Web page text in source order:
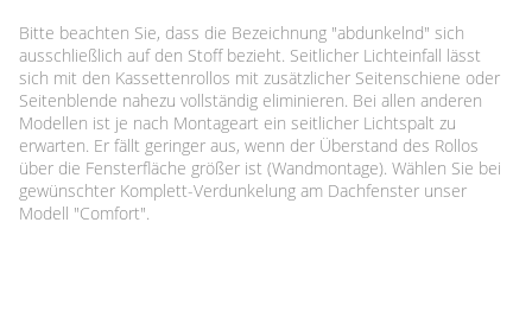
Bitte beachten Sie, dass die Bezeichnung "abdunkelnd" sich
ausschließlich auf den Stoff bezieht. Seitlicher Lichteinfall lässt
sich mit den Kassettenrollos mit zusätzlicher Seitenschiene oder
Seitenblende nahezu vollständig eliminieren. Bei allen anderen
Modellen ist je nach Montageart ein seitlicher Lichtspalt zu
erwarten. Er fällt geringer aus, wenn der Überstand des Rollos
über die Fensterfläche größer ist (Wandmontage). Wählen Sie bei
gewünschter Komplett-Verdunkelung am Dachfenster unser
Modell "Comfort".